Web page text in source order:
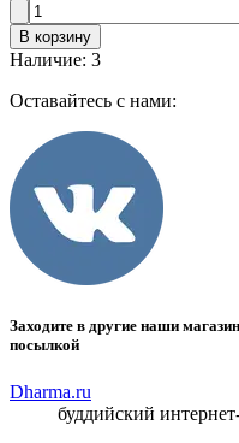
В корзину
Наличие: 3
Оставайтесь с нами:
Заходите в другие наши
посылкой
Dharma.ru
буддийский